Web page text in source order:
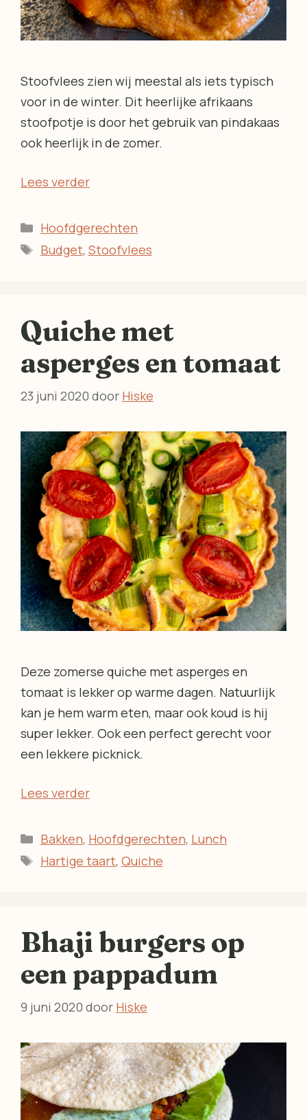
Stoofvlees zien wij meestal als iets typisch
voor in de winter. Dit heerlijke afrikaans
stoofpotje is door het gebruik van pindakaas
ook heerlijk in de zomer.
Lees verder
Categorieën
Hoofdgerechten
Tags
Budget, Stoofvlees
Quiche met
asperges en tomaat
23 juni 2020 door Hiske
Deze zomerse quiche met asperges en
tomaat is lekker op warme dagen. Natuurlijk
kan je hem warm eten, maar ook koud is hij
super lekker. Ook een perfect gerecht voor
een lekkere picknick.
Lees verder
Categorieën
Bakken, Hoofdgerechten, Lunch
Tags
Hartige taart, Quiche
Bhaji burgers op
een pappadum
9 juni 2020 door Hiske